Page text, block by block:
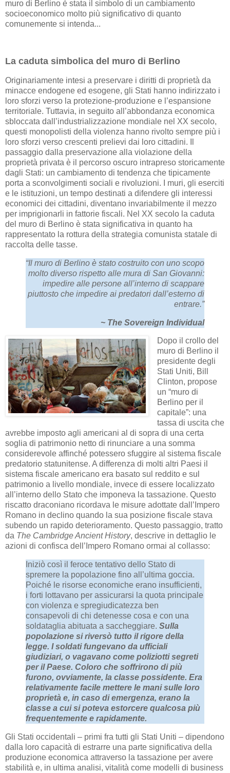
muro di Berlino è stata il simbolo di un cambiamento
socioeconomico molto più significativo di quanto
comunemente si intenda...
La caduta simbolica del muro di Berlino
Originariamente intesi a preservare i diritti di proprietà da
minacce endogene ed esogene, gli Stati hanno indirizzato i
loro sforzi verso la protezione-produzione e l’espansione
territoriale. Tuttavia, in seguito all’abbondanza economica
sbloccata dall’industrializzazione mondiale nel XX secolo,
questi monopolisti della violenza hanno rivolto sempre più i
loro sforzi verso crescenti prelievi dai loro cittadini. Il
passaggio dalla preservazione alla violazione della
proprietà privata è il percorso oscuro intrapreso storicamente
dagli Stati: un cambiamento di tendenza che tipicamente
porta a sconvolgimenti sociali e rivoluzioni. I muri, gli eserciti
e le istituzioni, un tempo destinati a difendere gli interessi
economici dei cittadini, diventano invariabilmente il mezzo
per imprigionarli in fattorie fiscali. Nel XX secolo la caduta
del muro di Berlino è stata significativa in quanto ha
rappresentato la rottura della strategia comunista statale di
raccolta delle tasse.
“Il muro di Berlino è stato costruito con uno scopo
molto diverso rispetto alle mura di San Giovanni:
impedire alle persone all’interno di scappare
piuttosto che impedire ai predatori dall’esterno di
entrare.”
~ The Sovereign Individual
Dopo il crollo del
muro di Berlino il
presidente degli
Stati Uniti, Bill
Clinton, propose
un “muro di
Berlino per il
capitale”: una
tassa di uscita che
avrebbe imposto agli americani al di sopra di una certa
soglia di patrimonio netto di rinunciare a una somma
considerevole affinché potessero sfuggire al sistema fiscale
predatorio statunitense. A differenza di molti altri Paesi il
sistema fiscale americano era basato sul reddito e sul
patrimonio a livello mondiale, invece di essere localizzato
all’interno dello Stato che imponeva la tassazione. Questo
riscatto draconiano ricordava le misure adottate dall’Impero
Romano in declino quando la sua posizione fiscale stava
subendo un rapido deterioramento. Questo passaggio, tratto
da The Cambridge Ancient History, descrive in dettaglio le
azioni di confisca dell’Impero Romano ormai al collasso:
Iniziò così il feroce tentativo dello Stato di
spremere la popolazione fino all’ultima goccia.
Poiché le risorse economiche erano insufficienti,
i forti lottavano per assicurarsi la quota principale
con violenza e spregiudicatezza ben
consapevoli di chi detenesse cosa e con una
soldataglia abituata a saccheggiare. Sulla
popolazione si riversò tutto il rigore della
legge. I soldati fungevano da ufficiali
giudiziari, o vagavano come poliziotti segreti
per il Paese. Coloro che soffrirono di più
furono, ovviamente, la classe possidente. Era
relativamente facile mettere le mani sulle loro
proprietà e, in caso di emergenza, erano la
classe a cui si poteva estorcere qualcosa più
frequentemente e rapidamente.
Gli Stati occidentali – primi fra tutti gli Stati Uniti – dipendono
dalla loro capacità di estrarre una parte significativa della
produzione economica attraverso la tassazione per avere
stabilità e, in ultima analisi, vitalità come modelli di business